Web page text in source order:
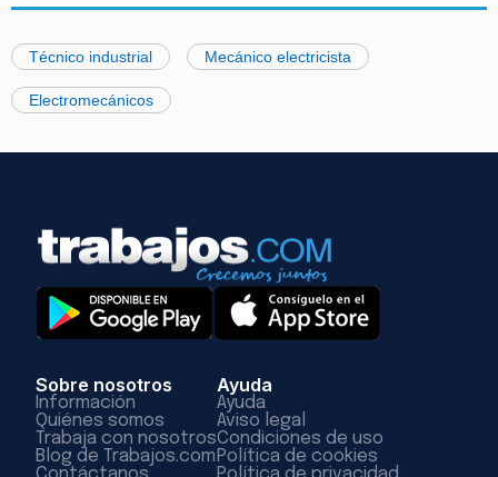
Técnico industrial Mecánico electricista
Electromecánicos
Sobre nosotros
Información
Quiénes somos
Trabaja con nosotros
Blog de Trabajos.com
Ayuda
Ayuda
Aviso legal
Condiciones de uso
Política de cookies